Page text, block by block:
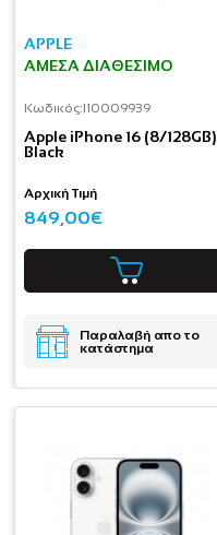
APPLE
ΆΜΕΣΑ ΔΙΑΘΈΣΙΜΟ
Κωδικός:I10009939
Apple iPhone 16 (8/128GB)
Black
Αρχική Τιμή
849,00€
Παραλαβή απο το
κατάστημα